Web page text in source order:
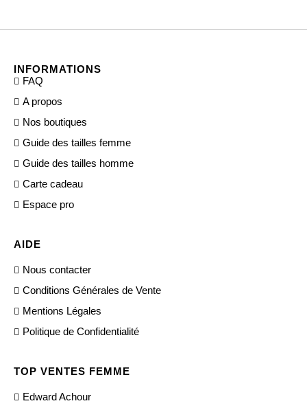
INFORMATIONS
FAQ
A propos
Nos boutiques
Guide des tailles femme
Guide des tailles homme
Carte cadeau
Espace pro
AIDE
Nous contacter
Conditions Générales de Vente
Mentions Légales
Politique de Confidentialité
TOP VENTES FEMME
Edward Achour